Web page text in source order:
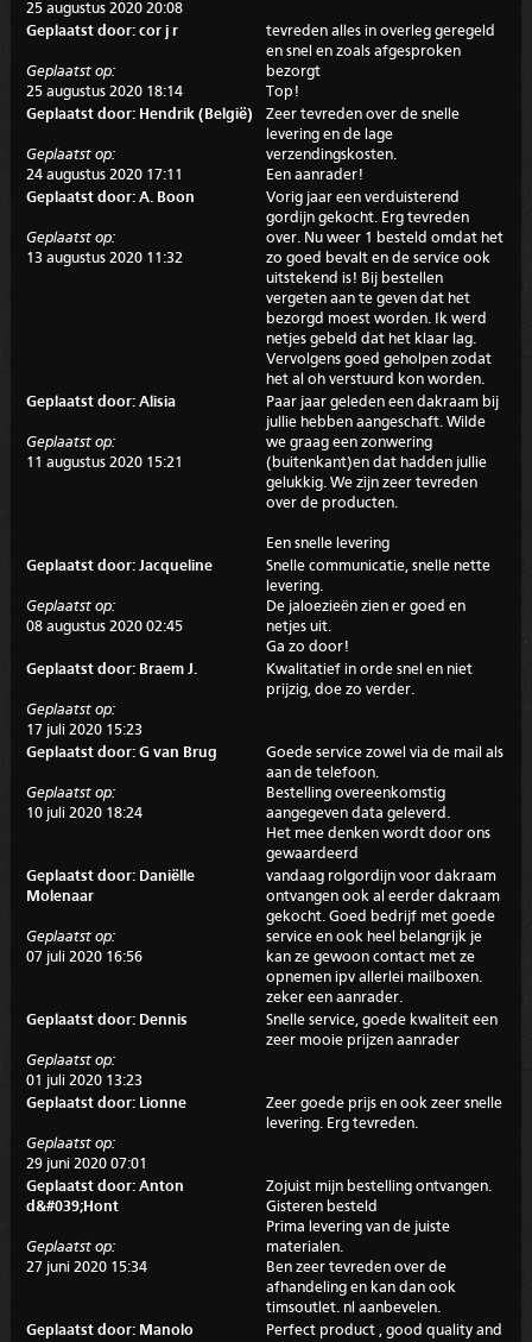
25 augustus 2020 20:08
Geplaatst door: cor j r
Geplaatst op:
25 augustus 2020 18:14
tevreden alles in overleg geregeld
en snel en zoals afgesproken
bezorgt
Top!
Geplaatst door: Hendrik (België)
Geplaatst op:
24 augustus 2020 17:11
Zeer tevreden over de snelle
levering en de lage
verzendingskosten.
Een aanrader!
Geplaatst door: A. Boon
Geplaatst op:
13 augustus 2020 11:32
Vorig jaar een verduisterend
gordijn gekocht. Erg tevreden
over. Nu weer 1 besteld omdat het
zo goed bevalt en de service ook
uitstekend is! Bij bestellen
vergeten aan te geven dat het
bezorgd moest worden. Ik werd
netjes gebeld dat het klaar lag.
Vervolgens goed geholpen zodat
het al oh verstuurd kon worden.
Geplaatst door: Alisia
Geplaatst op:
11 augustus 2020 15:21
Paar jaar geleden een dakraam bij
jullie hebben aangeschaft. Wilde
we graag een zonwering
(buitenkant)en dat hadden jullie
gelukkig. We zijn zeer tevreden
over de producten.
Een snelle levering
Geplaatst door: Jacqueline
Geplaatst op:
08 augustus 2020 02:45
Snelle communicatie, snelle nette
levering.
De jaloezieën zien er goed en
netjes uit.
Ga zo door!
Geplaatst door: Braem J.
Geplaatst op:
17 juli 2020 15:23
Kwalitatief in orde snel en niet
prijzig, doe zo verder.
Geplaatst door: G van Brug
Geplaatst op:
10 juli 2020 18:24
Goede service zowel via de mail als
aan de telefoon.
Bestelling overeenkomstig
aangegeven data geleverd.
Het mee denken wordt door ons
gewaardeerd
Geplaatst door: Daniëlle
Molenaar
Geplaatst op:
07 juli 2020 16:56
vandaag rolgordijn voor dakraam
ontvangen ook al eerder dakraam
gekocht. Goed bedrijf met goede
service en ook heel belangrijk je
kan ze gewoon contact met ze
opnemen ipv allerlei mailboxen.
zeker een aanrader.
Geplaatst door: Dennis
Geplaatst op:
01 juli 2020 13:23
Snelle service, goede kwaliteit een
zeer mooie prijzen aanrader
Geplaatst door: Lionne
Geplaatst op:
29 juni 2020 07:01
Zeer goede prijs en ook zeer snelle
levering. Erg tevreden.
Geplaatst door: Anton
d&#039;Hont
Geplaatst op:
27 juni 2020 15:34
Zojuist mijn bestelling ontvangen.
Gisteren besteld
Prima levering van de juiste
materialen.
Ben zeer tevreden over de
afhandeling en kan dan ook
timsoutlet. nl aanbevelen.
Geplaatst door: Manolo
Perfect product , good quality and